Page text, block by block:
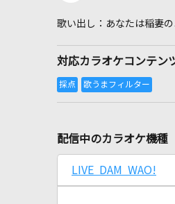
あなたは稲妻
対応カラオケコンテン
配信中のカラオケ機種
LIVE DAM WAO!